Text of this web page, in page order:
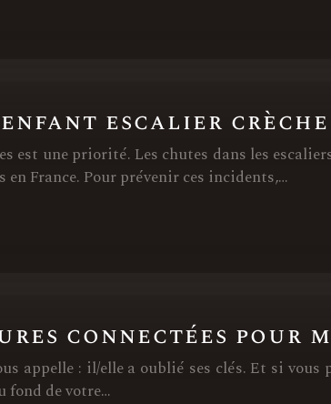
escalier crèche
est une priorité. Les chutes dans les
France. Pour prévenir ces incidents,…
connectées
appelle : il/elle a oublié ses clés. Et si
fond de votre…